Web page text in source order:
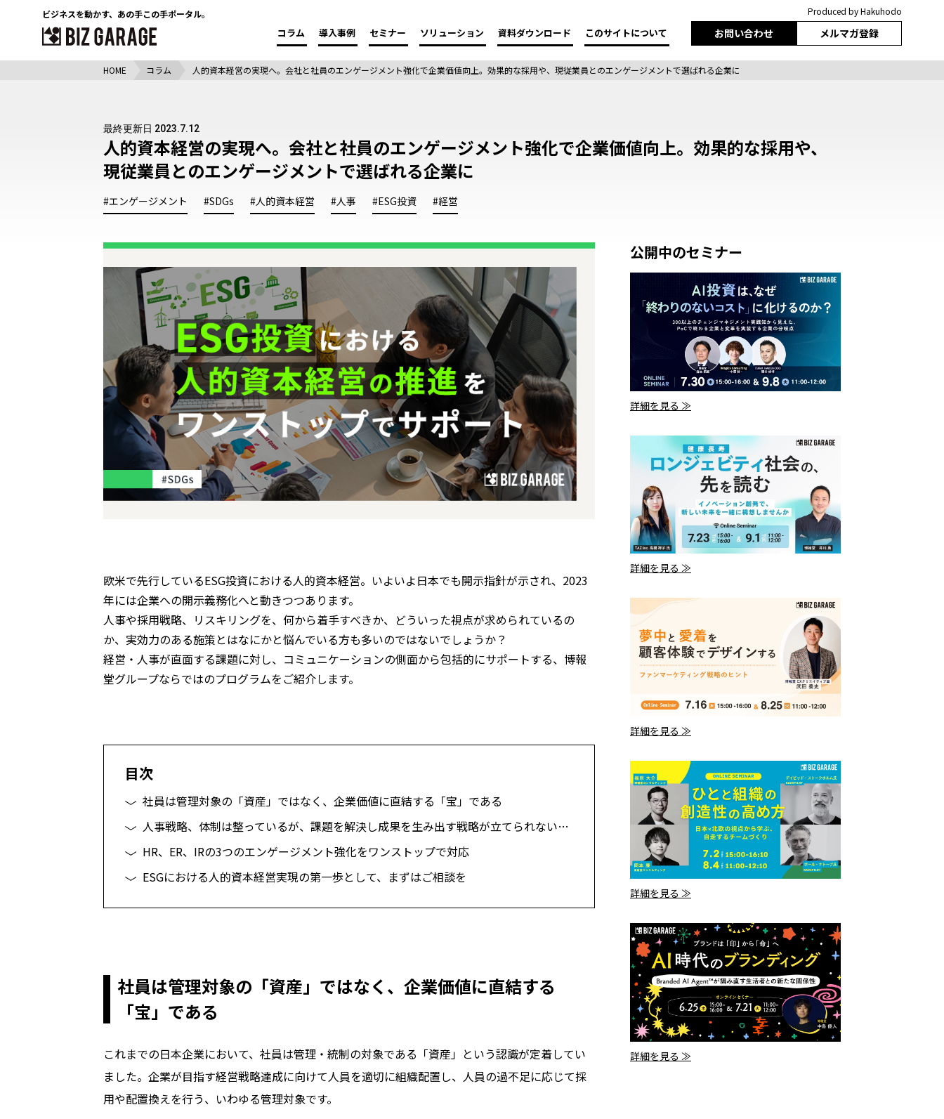
ビジネスを動かす、 あの手この手ポータル。
お問い合わせ メルマガ登録
コラム 導入事例 セミナー ソリューション 資料ダウンロード このサイトについて
Produced by Hakuhodo
HOME コラム 人的資本経営の実現へ。会社と社員のエンゲージメント強化で企業価値向上。効果的な採用や、現従業員とのエンゲージメントで選ばれる企業に
最終更新日 2023.7.12
人的資本経営の実現へ。会社と社員のエンゲージメント強化で企業価値向上。効果的な採用や、
現従業員とのエンゲージメントで選ばれる企業に
#エンゲージメント #SDGs #人的資本経営 #人事 #ESG投資 #経営
欧米で先行しているESG投資における人的資本経営。いよいよ日本でも開示指針が示され、 2023
年には企業への開示義務化へと動きつつあります。
人事や採用戦略、リスキリングを、何から着手すべきか、どういった視点が求められているの
か、実効力のある施策とはなにかと悩んでいる方も多いのではないでしょうか？
経営・人事が直面する課題に対し、コミュニケーションの側面から包括的にサポートする、博報
堂グループならではのプログラムをご紹介します。
目次
社員は管理対象の「資産」ではなく、企業価値に直結する「宝」である
人事戦略、体制は整っているが、課題を解決し成果を生み出す戦略が立てられない…
HR、ER、IRの3つのエンゲージメント強化をワンストップで対応
ESGにおける人的資本経営実現の第一歩として、まずはご相談を
社員は管理対象の「資産」ではなく、企業価値に直結する
「宝」である
これまでの日本企業において、社員は管理・統制の対象である「資産」という認識が定着してい
ました。企業が目指す経営戦略達成に向けて人員を適切に組織配置し、人員の過不足に応じて採
用や配置換えを行う、いわゆる管理対象です。
公開中のセミナー
詳細を見る ≫
詳細を見る ≫
詳細を見る ≫
詳細を見る ≫
詳細を見る ≫